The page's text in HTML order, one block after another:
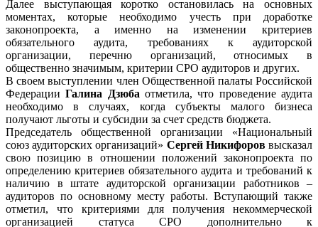
Далее выступающая коротко остановилась на основных
моментах, которые необходимо учесть при доработке
законопроекта, а именно на изменении критериев
обязательного аудита, требованиях к аудиторской
организации, перечню организаций, относимых в
общественно значимым, критерии СРО аудиторов и других.
В своем выступлении член Общественной палаты Российской
ФедерацииГалина Дзюба отметила, что проведение аудита
необходимо в случаях, когда субъекты малого бизнеса
получают льготы и субсидии за счет средств бюджета.
Председатель общественной организации «Национальный
союз аудиторских организаций» Сергей Никифороввысказал
свою позицию в отношении положений законопроекта по
определению критериев обязательного аудита и требований к
наличию в штате аудиторской организации работников –
аудиторов по основному месту работы. Вступающий также
отметил, что критериями для получения некоммерческой
организацией статуса СРО дополнительно к